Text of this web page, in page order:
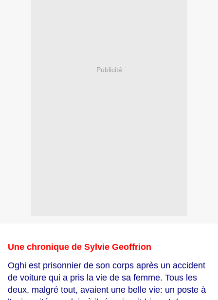
Publicité
Une chronique de Sylvie Geoffrion
Oghi est prisonnier de son corps après un accident
de voiture qui a pris la vie de sa femme. Tous les
deux, malgré tout, avaient une belle vie: un poste à